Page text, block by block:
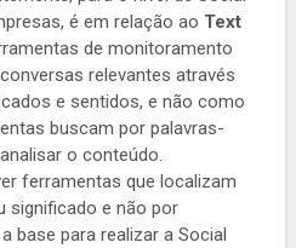
é em relação ao Text
de monitoramento
relevantes através
e sentidos, e não como
buscam por palavras-
o conteúdo.
ferramentas que localizam
significado e não por
base para realizar a Social